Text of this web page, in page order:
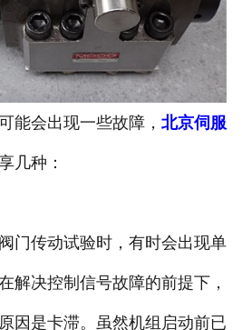
会出现一些故障， 北京伺服
几种：
传动试验时，有时会出现单
解决控制信号故障的前提下，
因是卡滞。虽然机组启动前已